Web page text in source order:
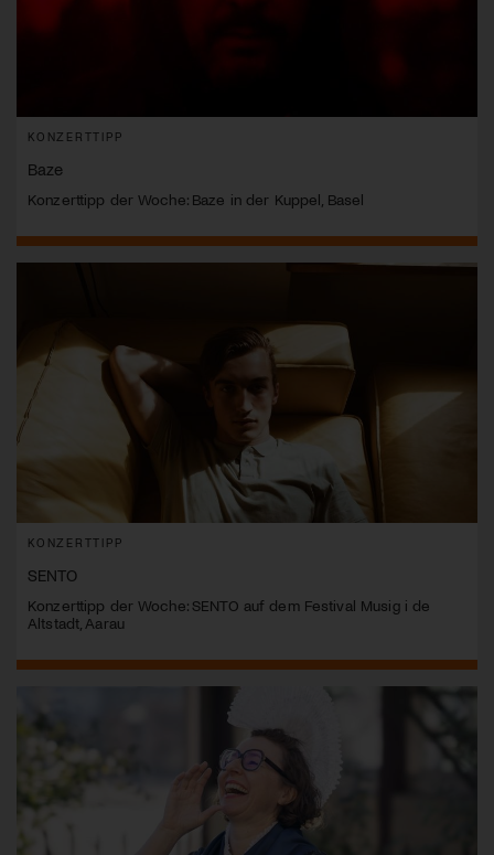
KONZERTTIPP
Baze
Konzerttipp der Woche: Baze in der Kuppel, Basel
KONZERTTIPP
SENTO
Konzerttipp der Woche: SENTO auf dem Festival Musig i de
Altstadt, Aarau